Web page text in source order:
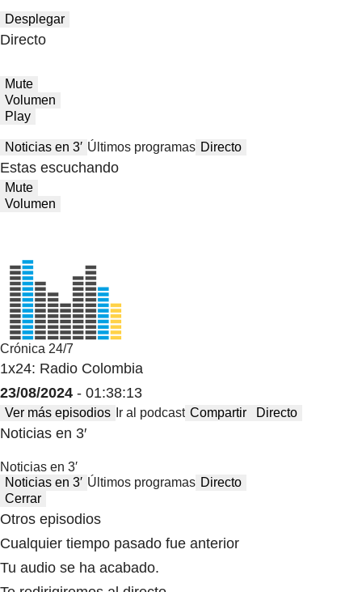
Desplegar
Directo
Mute
Volumen
Play
Noticias en 3′ Últimos programas Directo
Estas escuchando
Mute
Volumen
Crónica 24/7
1x24: Radio Colombia
23/08/2024 - 01:38:13
Ver más episodios Ir al podcast Compartir Directo
Noticias en 3′
Noticias en 3′
Noticias en 3′ Últimos programas Directo
Cerrar
Otros episodios
Cualquier tiempo pasado fue anterior
Tu audio se ha acabado.